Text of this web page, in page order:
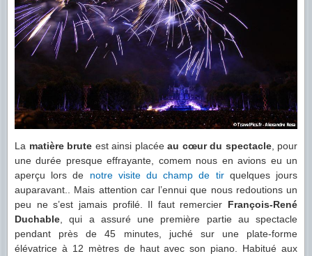
La matière brute est ainsi placée au cœur du spectacle, pour
une durée presque effrayante, comem nous en avions eu un
aperçu lors de notre visite du champ de tirquelques jours
auparavant.. Mais attention car l’ennui que nous redoutions un
peu ne s’est jamais profilé. Il faut remercier François-René
Duchable , qui a assuré une première partie au spectacle
pendant près de 45 minutes, juché sur une plate-forme
élévatrice à 12 mètres de haut avec son piano. Habitué aux